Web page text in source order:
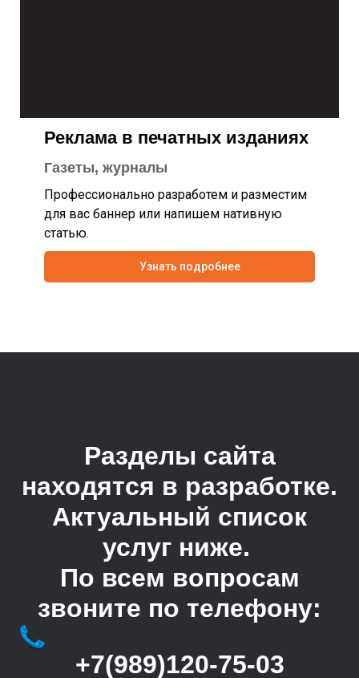
Реклама в печатных изданиях
Газеты, журналы
Профессионально разработем и разместим
для вас баннер или напишем нативную
статью.
Узнать подробнее
Разделы сайта
находятся в разработке.
Актуальный список
услуг ниже.
По всем вопросам
звоните по телефону:
+7(989)120-75-03